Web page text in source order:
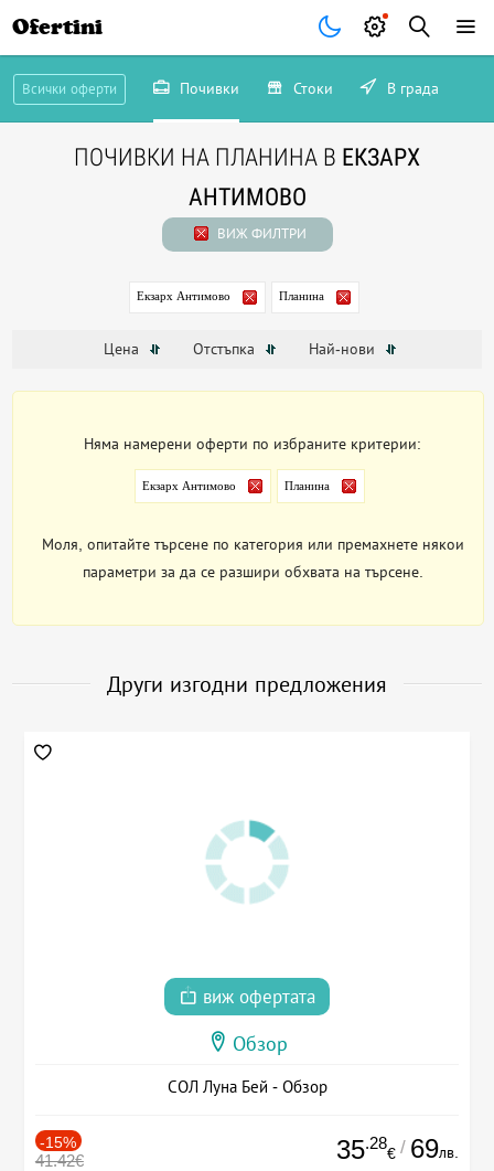
Ofertini
Всички оферти Почивки Стоки В града
ПОЧИВКИ НА ПЛАНИНА В ЕКЗАРХ
АНТИМОВО
ВИЖ ФИЛТРИ
Екзарх Антимово Планина
Цена Отстъпка Най-нови
Няма намерени оферти по избраните критерии:
Екзарх Антимово Планина
Моля, опитайте търсене по категория или премахнете някои
параметри за да се разшири обхвата на търсене.
Други изгодни предложения
виж офертата
Обзор
СОЛ Луна Бей - Обзор
-15%
41.42€ 35.28
€ / 69лв.